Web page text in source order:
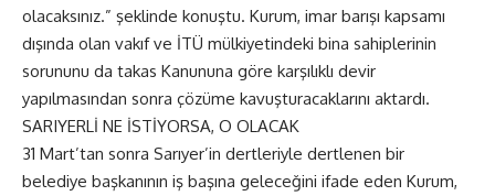
olacaksınız.” şeklinde konuştu. Kurum, imar barışı kapsamı
dışında olan vakıf ve İTÜ mülkiyetindeki bina sahiplerinin
sorununu da takas Kanununa göre karşılıklı devir
yapılmasından sonra çözüme kavuşturacaklarını aktardı.
SARIYERLİ NE İSTİYORSA, O OLACAK
31 Mart’tan sonra Sarıyer’in dertleriyle dertlenen bir
belediye başkanının iş başına geleceğini ifade eden Kurum,